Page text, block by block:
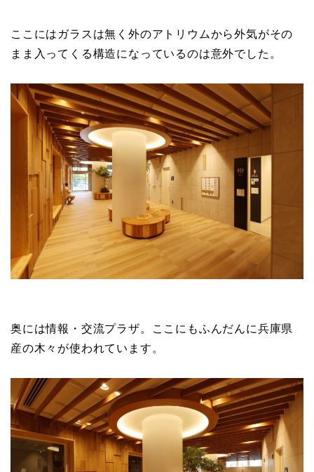
ここにはガラスは無く外のアトリウムから外気がその
まま入ってくる構造になっているのは意外でした。
奥には情報・交流プラザ。ここにもふんだんに兵庫県
産の木々が使われています。